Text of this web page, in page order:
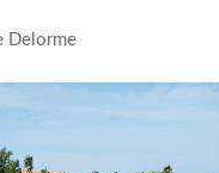
Delorme